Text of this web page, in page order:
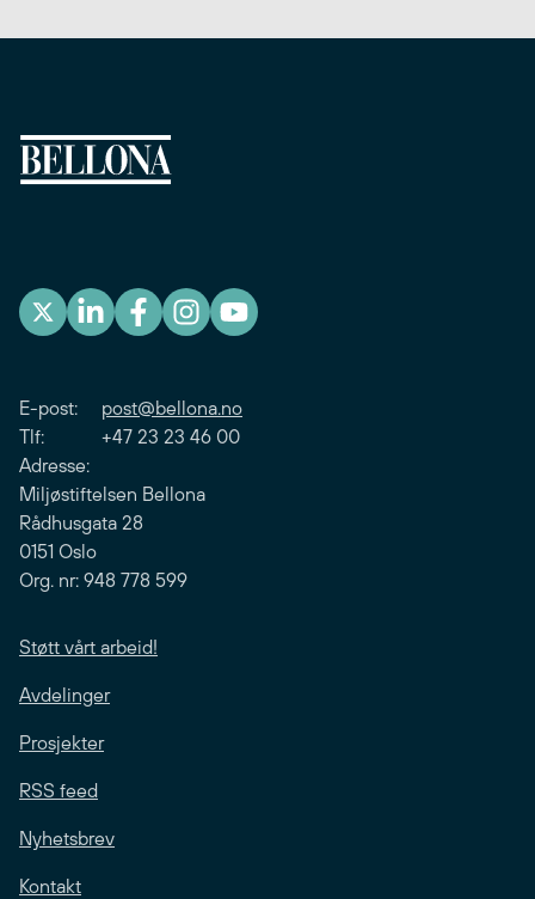
E-post: post@bellona.no
Tlf: +47 23 23 46 00
Adresse:
Miljøstiftelsen Bellona
Rådhusgata 28
0151 Oslo
Org. nr: 948 778 599
Støtt vårt arbeid!
Avdelinger
Prosjekter
RSS feed
Nyhetsbrev
Kontakt